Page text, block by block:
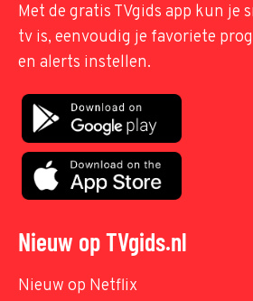
Met de gratis TVgids app kun je
tv is, eenvoudig je favoriete
en alerts instellen.
Nieuw op TVgids.nl
Nieuw op Netflix